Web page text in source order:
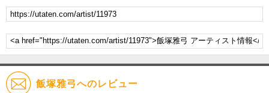
飯塚雅弓へのレビュー